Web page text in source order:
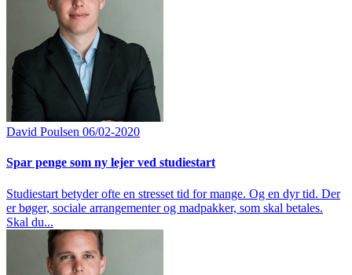
David Poulsen 06/02-2020
Spar penge som ny lejer ved studiestart
Studiestart betyder ofte en stresset tid for mange. Og en dyr tid. Der
er bøger, sociale arrangementer og madpakker, som skal betales.
Skal du...